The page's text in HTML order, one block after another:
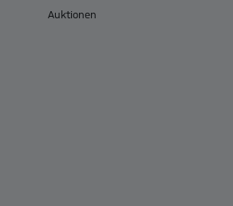
Auktionen